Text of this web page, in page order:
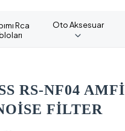
Rca
Oto Aksesuar
RS-NF04 AMFİ
FİLTER